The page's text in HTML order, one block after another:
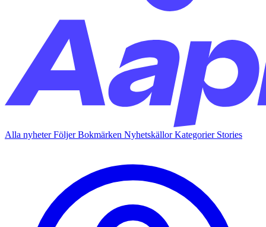
Alla nyheterFöljerBokmärken NyhetskällorKategorier Stories